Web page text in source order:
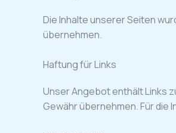
Die Inhalte unserer Seiten
übernehmen.
Haftung für Links
Unser Angebot enthält Links
Gewähr übernehmen. Für